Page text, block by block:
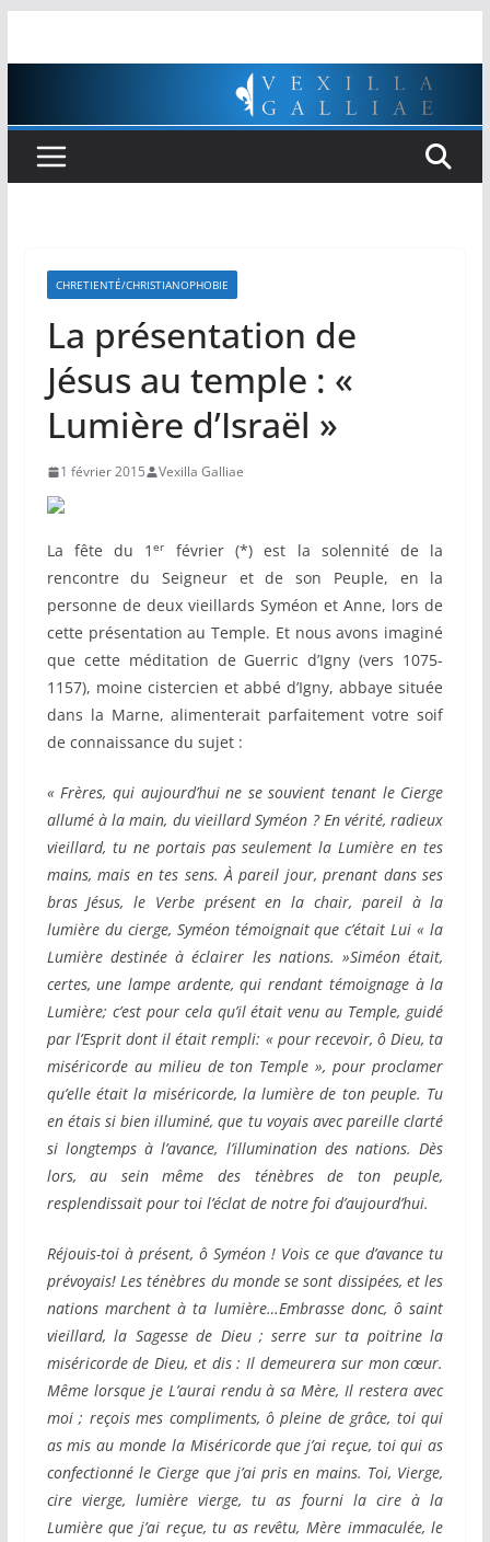
CHRETIENTÉ/CHRISTIANOPHOBIE
La présentation de
Jésus au temple : «
Lumière d’Israël »
1 février 2015 Vexilla Galliae
La fête du 1er
février (*) est la solennité de la
rencontre du Seigneur et de son Peuple, en la
personne de deux vieillards Syméon et Anne, lors de
cette présentation au Temple. Et nous avons imaginé
que cette méditation de Guerric d’Igny (vers 1075-
1157), moine cistercien et abbé d’Igny, abbaye située
dans la Marne, alimenterait parfaitement votre soif
de connaissance du sujet :
« Frères, qui aujourd’hui ne se souvient tenant le Cierge
allumé à la main, du vieillard Syméon ? En vérité, radieux
vieillard, tu ne portais pas seulement la Lumière en tes
mains, mais en tes sens. À pareil jour, prenant dans ses
bras Jésus, le Verbe présent en la chair, pareil à la
lumière du cierge, Syméon témoignait que c’était Lui « la
Lumière destinée à éclairer les nations. »Siméon était,
certes, une lampe ardente, qui rendant témoignage à la
Lumière; c’est pour cela qu’il était venu au Temple, guidé
par l’Esprit dont il était rempli: « pour recevoir, ô Dieu, ta
miséricorde au milieu de ton Temple », pour proclamer
qu’elle était la miséricorde, la lumière de ton peuple. Tu
en étais si bien illuminé, que tu voyais avec pareille clarté
si longtemps à l’avance, l’illumination des nations. Dès
lors, au sein même des ténèbres de ton peuple,
resplendissait pour toi l’éclat de notre foi d’aujourd’hui.
Réjouis-toi à présent, ô Syméon ! Vois ce que d’avance tu
prévoyais! Les ténèbres du monde se sont dissipées, et les
nations marchent à ta lumière…Embrasse donc, ô saint
vieillard, la Sagesse de Dieu ; serre sur ta poitrine la
miséricorde de Dieu, et dis : Il demeurera sur mon cœur.
Même lorsque je L’aurai rendu à sa Mère, Il restera avec
moi ; reçois mes compliments, ô pleine de grâce, toi qui
as mis au monde la Miséricorde que j’ai reçue, toi qui as
confectionné le Cierge que j’ai pris en mains. Toi, Vierge,
cire vierge, lumière vierge, tu as fourni la cire à la
Lumière que j’ai reçue, tu as revêtu, Mère immaculée, le